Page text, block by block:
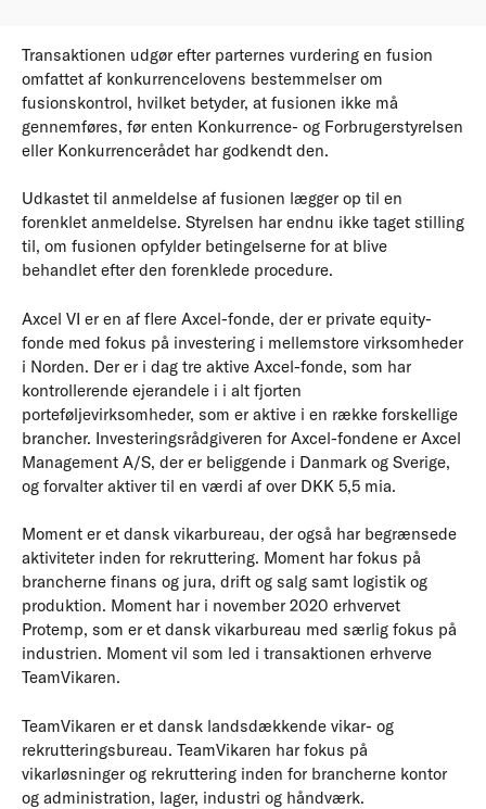
Transaktionen udgør efter parternes vurdering en fusion
omfattet af konkurrencelovens bestemmelser om
fusionskontrol, hvilket betyder, at fusionen ikke må
gennemføres, før enten Konkurrence- og Forbrugerstyrelsen
eller Konkurrencerådet har godkendt den.
Udkastet til anmeldelse af fusionen lægger op til en
forenklet anmeldelse. Styrelsen har endnu ikke taget stilling
til, om fusionen opfylder betingelserne for at blive
behandlet efter den forenklede procedure.
Axcel VI er en af flere Axcel-fonde, der er private equity-
fonde med fokus på investering i mellemstore virksomheder
i Norden. Der er i dag tre aktive Axcel-fonde, som har
kontrollerende ejerandele i i alt fjorten
porteføljevirksomheder, som er aktive i en række forskellige
brancher. Investeringsrådgiveren for Axcel-fondene er Axcel
Management A/S, der er beliggende i Danmark og Sverige,
og forvalter aktiver til en værdi af over DKK 5,5 mia.
Moment er et dansk vikarbureau, der også har begrænsede
aktiviteter inden for rekruttering. Moment har fokus på
brancherne finans og jura, drift og salg samt logistik og
produktion. Moment har i november 2020 erhvervet
Protemp, som er et dansk vikarbureau med særlig fokus på
industrien. Moment vil som led i transaktionen erhverve
TeamVikaren.
TeamVikaren er et dansk landsdækkende vikar- og
rekrutteringsbureau. TeamVikaren har fokus på
vikarløsninger og rekruttering inden for brancherne kontor
og administration, lager, industri og håndværk.